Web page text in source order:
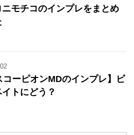
ニモチコのインプレをまとめ
コーピオンMDのインプレ】ビ
イトにどう？